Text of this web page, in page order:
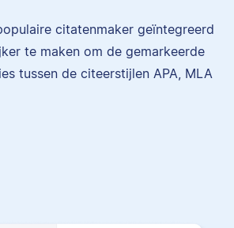
citatenmaker geïntegreerd
te maken om de gemarkeerde
tussen de citeerstijlen APA, MLA